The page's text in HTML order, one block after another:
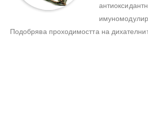
Подобрява проходимостта на